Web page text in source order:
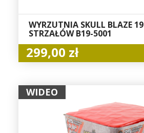
WYRZUTNIA SKULL BLAZE 19
STRZAŁÓW B19-5001
299,00 zł
WIDEO